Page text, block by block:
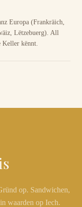
Europa (Frankräich,
Lëtzebuerg). All
Keller kënnt.
op. Sandwichen,
waarden op Iech.